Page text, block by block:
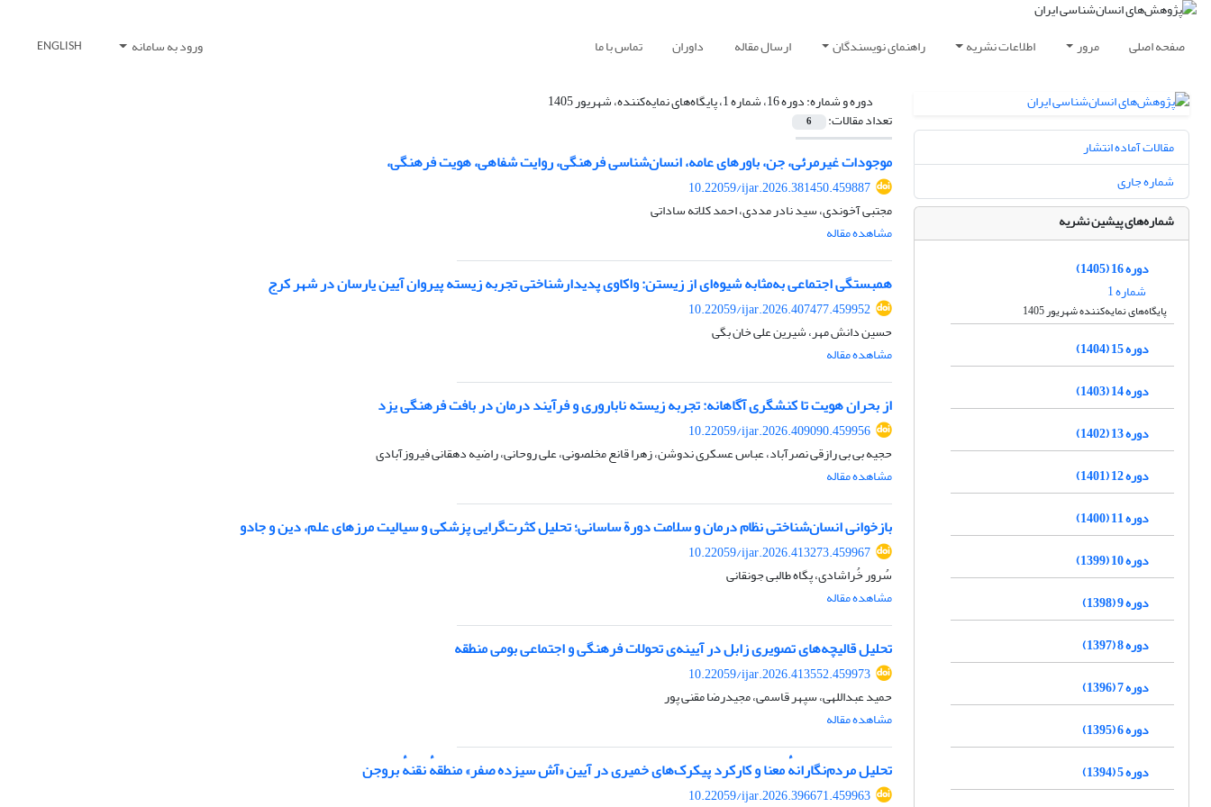
صفحه اصلی مرور اطلاعات نشریه راهنمای نویسندگان ارسال مقاله داوران تماس با ما ورود به سامانه ENGLISH
دوره و شماره:دوره 16، شماره 1، پایگاه‌های نمایه‌کننده، شهریور 1405
تعداد مقالات: 6
موجودات غیرمرئی، جن، باورهای عامه، انسان‌شناسی فرهنگی، روایت شفاهی، هویت فرهنگی،
10.22059/ijar.2026.381450.459887
مجتبی آخوندی، سید نادر مددی، احمد کلاته ساداتی
مشاهده مقاله
همبستگی اجتماعی به‌مثابه شیوه‌ای از زیستن: واکاوی پدیدارشناختی تجربه زیسته پیروان آیین یارسان در شهر کرج
10.22059/ijar.2026.407477.459952
حسین دانش مهر، شیرین علی خان بگی
مشاهده مقاله
از بحران هویت تا کنشگری آگاهانه: تجربه زیسته ناباروری و فرآیند درمان در بافت فرهنگی یزد
10.22059/ijar.2026.409090.459956
حجیه بی بی رازقی نصرآباد، عباس عسکری ندوشن، زهرا قانع مخلصونی، علی روحانی، راضیه دهقانی فیروزآبادی
مشاهده مقاله
بازخوانی انسان‌شناختی نظام درمان و سلامت دورة ساسانی؛ تحلیل کثرت‌گرایی پزشکی و سیالیت مرزهای علم، دین و جادو
10.22059/ijar.2026.413273.459967
سُرور خُراشادی، پگاه طالبی جونقانی
مشاهده مقاله
تحلیل قالیچه‌های تصویری زابل در آیینه‌ی تحولات فرهنگی و اجتماعی بومی منطقه
10.22059/ijar.2026.413552.459973
حمید عبداللهی، سپهر قاسمی، مجیدرضا مقنی پور
مشاهده مقاله
تحلیل مردم‌نگارانهٔ معنا و کارکرد پیکرک‌های خمیری در آیین «آش سیزده صفر» منطقهٔ نقنهٔ بروجن
10.22059/ijar.2026.396671.459963
مقالات آماده انتشار
شماره جاری
شماره‌های پیشین نشریه
دوره 16 (1405)
شماره 1
پایگاه‌های نمایه‌کننده شهریور 1405
دوره 15 (1404)
دوره 14 (1403)
دوره 13 (1402)
دوره 12 (1401)
دوره 11 (1400)
دوره 10 (1399)
دوره 9 (1398)
دوره 8 (1397)
دوره 7 (1396)
دوره 6 (1395)
دوره 5 (1394)